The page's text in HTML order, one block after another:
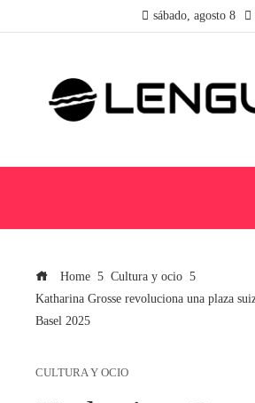
sábado, agosto 8
Home
Cultura y ocio
Katharina Grosse revoluciona una plaza
Basel 2025
CULTURA Y OCIO